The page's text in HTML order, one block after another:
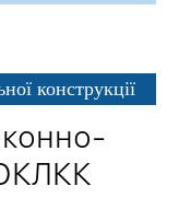
конструкції